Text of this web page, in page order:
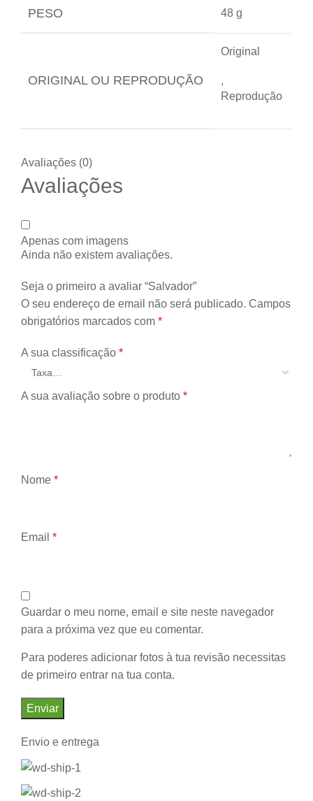
PESO 48 g
ORIGINAL OU REPRODUÇÃO
Original
,
Reprodução
Avaliações (0)
Avaliações
Apenas com imagens
Ainda não existem avaliações.
Seja o primeiro a avaliar “Salvador”
O seu endereço de email não será publicado. Campos
obrigatórios marcados com *
A sua classificação *
A sua avaliação sobre o produto *
Nome *
Email *
Guardar o meu nome, email e site neste navegador
para a próxima vez que eu comentar.
Para poderes adicionar fotos à tua revisão necessitas
de primeiro entrar na tua conta.
Envio e entrega